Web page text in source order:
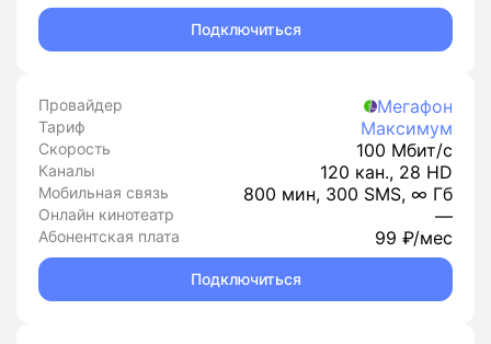
Подключиться
Провайдер Мегафон
Тариф Максимум
Скорость 100 Мбит/с
Каналы 120 кан., 28 HD
Мобильная связь 800 мин, 300 SMS, ∞ Гб
Онлайн кинотеатр —
Абонентская плата 99 ₽/мес
Подключиться